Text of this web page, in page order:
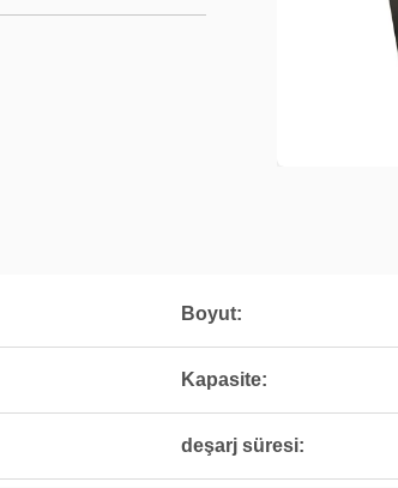
Boyut:
Kapasite:
deşarj süresi: